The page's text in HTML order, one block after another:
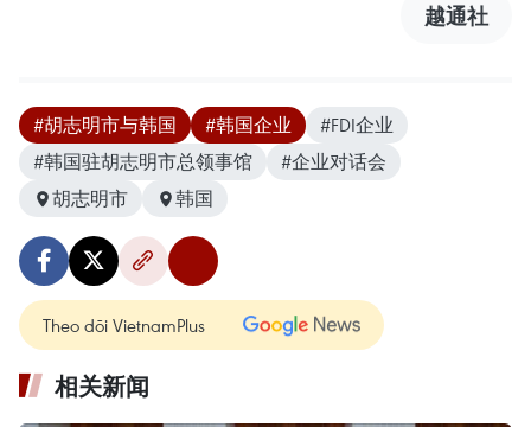
越通社
#胡志明市与韩国 #韩国企业
#FDI企业
#韩国驻胡志明市总领事馆
#企业对话会
胡志明市
韩国
Theo dõi VietnamPlus
相关新闻